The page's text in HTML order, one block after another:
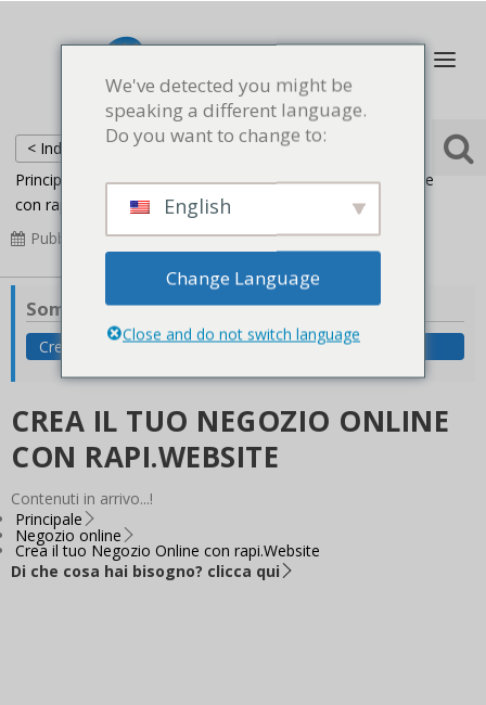
< Indietro
Principale
Negozio online
Crea il tuo Negozio Online
con rapi.Website
Pubblicato
2022-06-26 Aggiornato 2023-04-14
Sommario
Crea il tuo Negozio Online con rapi.Website
CREA IL TUO NEGOZIO ONLINE
CON RAPI.WEBSITE
Contenuti in arrivo...!
Principale
Negozio online
Crea il tuo Negozio Online con rapi.Website
Di che cosa hai bisogno? clicca qui
We've detected you might be
speaking a different language.
Do you want to change to:
English
Change Language
Close and do not switch language